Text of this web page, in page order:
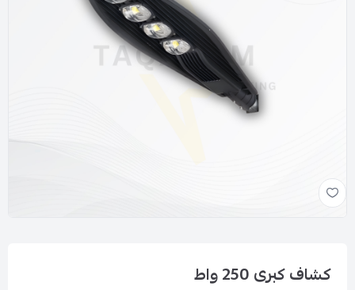
كشاف كبرى 250 واط